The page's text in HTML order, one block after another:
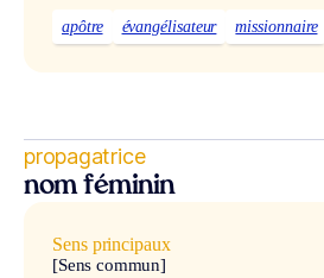
apôtre évangélisateur missionnaire
propagatrice
nom féminin
Sens principaux
[Sens commun]